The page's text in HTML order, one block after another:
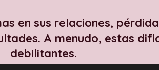
en sus relaciones,
A menudo, estas
debilitantes.